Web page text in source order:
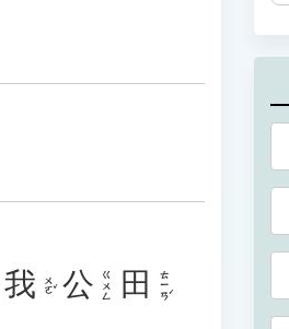
我 ㄨㄛˇ 公 ㄍㄨㄥ 田 ㄊㄧㄢˊ